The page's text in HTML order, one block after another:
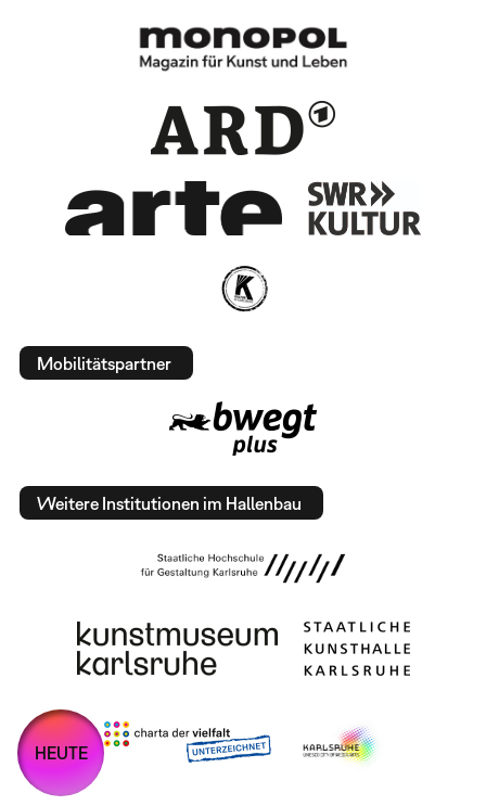
Mobilitätspartner
Weitere Institutionen im Hallenbau
HEUTE